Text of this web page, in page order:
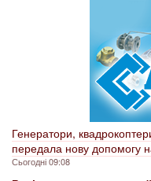
Генератори,
передала нову допомогу
Сьогодні 09:08